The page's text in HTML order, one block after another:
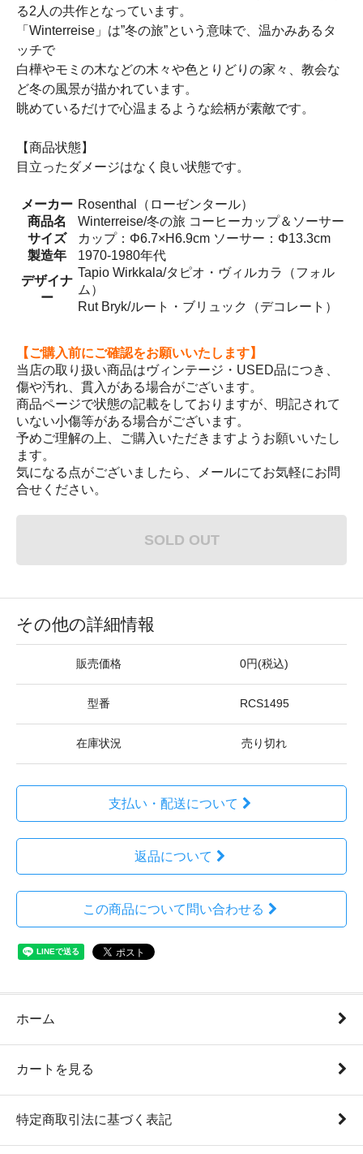
る2人の共作となっています。
「Winterreise」は”冬の旅”という意味で、温かみあるタ
ッチで
白樺やモミの木などの木々や色とりどりの家々、教会な
ど冬の風景が描かれています。
眺めているだけで心温まるような絵柄が素敵です。
【商品状態】
目立ったダメージはなく良い状態です。
メーカー Rosenthal（ローゼンタール）
商品名
Winterreise/冬の旅 コーヒーカップ＆ソーサー
サイズ
カップ：Φ6.7×H6.9cm ソーサー：Φ13.3cm
製造年
1970-1980年代
デザイナ
ー
Tapio Wirkkala/タピオ・ヴィルカラ（フォル
ム）
Rut Bryk/ルート・ブリュック（デコレート）
【ご購入前にご確認をお願いいたします】
当店の取り扱い商品はヴィンテージ・USED品につき、
傷や汚れ、貫入がある場合がございます。
商品ページで状態の記載をしておりますが、明記されて
いない小傷等がある場合がございます。
予めご理解の上、ご購入いただきますようお願いいたし
ます。
気になる点がございましたら、メールにてお気軽にお問
合せください。
SOLD OUT
その他の詳細情報
販売価格 0円(税込)
型番 RCS1495
在庫状況 売り切れ
支払い・配送について
返品について
この商品について問い合わせる
ホーム
カートを見る
特定商取引法に基づく表記